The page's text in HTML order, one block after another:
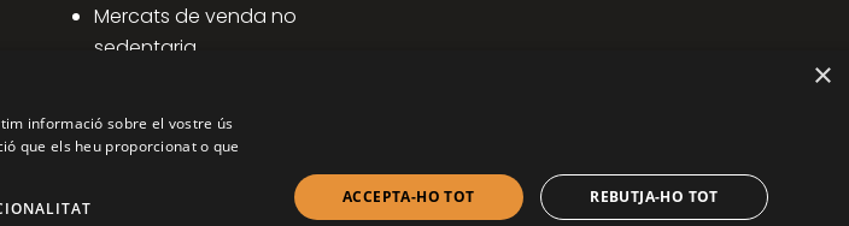
Mercats de venda no
sedentaria.
TOTS ELS DRETS RESERVATS.
×
informació sobre el vostre ús
que els heu proporcionat o que
ACCEPTA-HO TOT REBUTJA-HO TOT